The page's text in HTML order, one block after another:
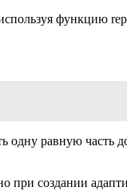
функцию
одну равную часть
при создании